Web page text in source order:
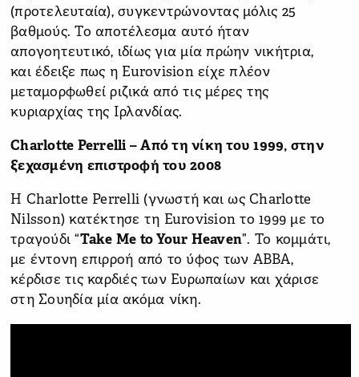
(προτελευταία), συγκεντρώνοντας μόλις 25
βαθμούς. Το αποτέλεσμα αυτό ήταν
απογοητευτικό, ιδίως για μία πρώην νικήτρια,
και έδειξε πως η Eurovision είχε πλέον
μεταμορφωθεί ριζικά από τις μέρες της
κυριαρχίας της Ιρλανδίας.
Charlotte Perrelli – Από τη νίκη του 1999, στην
ξεχασμένη επιστροφή του 2008
Η Charlotte Perrelli (γνωστή και ως Charlotte
Nilsson) κατέκτησε τη Eurovision το 1999 με το
τραγούδι “Take Me to Your Heaven”. Το κομμάτι,
με έντονη επιρροή από το ύφος των ABBA,
κέρδισε τις καρδιές των Ευρωπαίων και χάρισε
στη Σουηδία μία ακόμα νίκη.